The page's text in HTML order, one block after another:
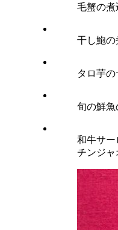
毛蟹の煮
干し鮑の
タロ芋
旬の鮮魚
和牛サー
チンジャ